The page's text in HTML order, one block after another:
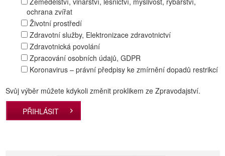
ochrana zvířat
Životní prostředí
Zdravotní služby, Elektronizace zdravotnictví
Zdravotnická povolání
Zpracování osobních údajů, GDPR
Koronavirus – právní předpisy ke zmírnění dopadů restrikcí
Svůj výběr můžete kdykoli změnit proklikem ze Zpravodajství.
PŘIHLÁSIT